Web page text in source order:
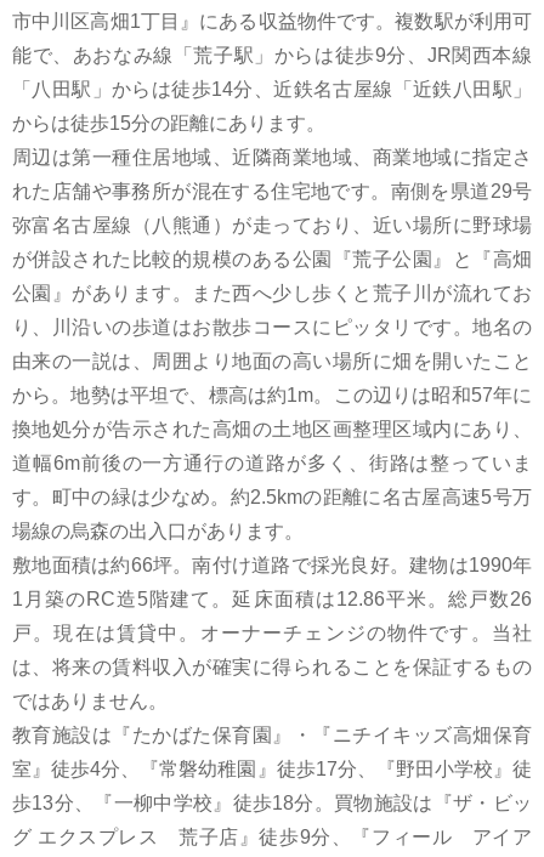
市中川区高畑1丁目』にある収益物件です。複数駅が利用可
能で、あおなみ線「荒子駅」からは徒歩9分、JR関西本線
「八田駅」からは徒歩14分、近鉄名古屋線「近鉄八田駅」
からは徒歩15分の距離にあります。
周辺は第一種住居地域、近隣商業地域、商業地域に指定さ
れた店舗や事務所が混在する住宅地です。南側を県道29号
弥富名古屋線（八熊通）が走っており、近い場所に野球場
が併設された比較的規模のある公園『荒子公園』と『高畑
公園』があります。また西へ少し歩くと荒子川が流れてお
り、川沿いの歩道はお散歩コースにピッタリです。地名の
由来の一説は、周囲より地面の高い場所に畑を開いたこと
から。地勢は平坦で、標高は約1m。この辺りは昭和57年に
換地処分が告示された高畑の土地区画整理区域内にあり、
道幅6m前後の一方通行の道路が多く、街路は整っていま
す。町中の緑は少なめ。約2.5kmの距離に名古屋高速5号万
場線の烏森の出入口があります。
敷地面積は約66坪。南付け道路で採光良好。建物は1990年
1月築のRC造5階建て。延床面積は12.86平米。総戸数26
戸。現在は賃貸中。オーナーチェンジの物件です。当社
は、将来の賃料収入が確実に得られることを保証するもの
ではありません。
教育施設は『たかばた保育園』・『ニチイキッズ高畑保育
室』徒歩4分、『常磐幼稚園』徒歩17分、『野田小学校』徒
歩13分、『一柳中学校』徒歩18分。買物施設は『ザ・ビッ
グ エクスプレス 荒子店』徒歩9分、『フィール アイア